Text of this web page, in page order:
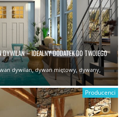
– IDEALNY DODATEK DO TWOJEGO
dywilan,dywan miętowy,dywany
Producenci